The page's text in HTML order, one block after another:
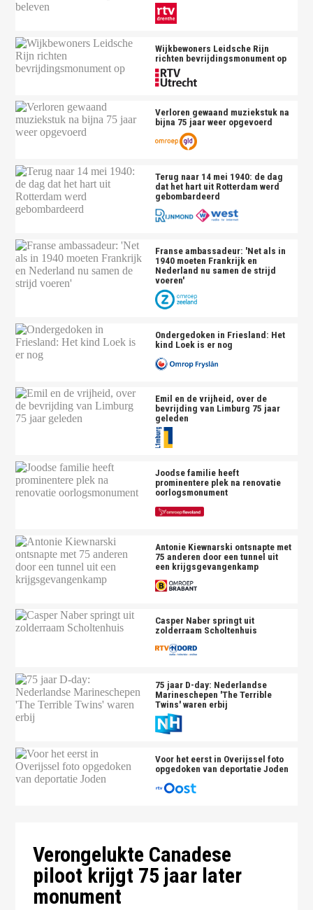
Wijkbewoners Leidsche Rijn
richten bevrijdingsmonument op
Verloren gewaand muziekstuk na
bijna 75 jaar weer opgevoerd
Terug naar 14 mei 1940: de dag
dat het hart uit Rotterdam werd
gebombardeerd
Franse ambassadeur: 'Net als in
1940 moeten Frankrijk en
Nederland nu samen de strijd
voeren'
Ondergedoken in Friesland: Het
kind Loek is er nog
Emil en de vrijheid, over de
bevrijding van Limburg 75 jaar
geleden
Joodse familie heeft
prominentere plek na renovatie
oorlogsmonument
Antonie Kiewnarski ontsnapte met
75 anderen door een tunnel uit
een krijgsgevangenkamp
Casper Naber springt uit
zolderraam Scholtenhuis
75 jaar D-day: Nederlandse
Marineschepen 'The Terrible
Twins' waren erbij
Voor het eerst in Overijssel foto
opgedoken van deportatie Joden
Verongelukte Canadese
piloot krijgt 75 jaar later
monument